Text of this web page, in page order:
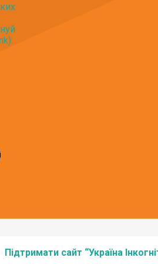
Підтримати сайт “Україна